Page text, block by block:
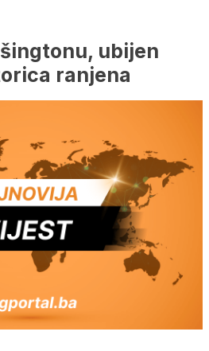
ubijen
ranjena